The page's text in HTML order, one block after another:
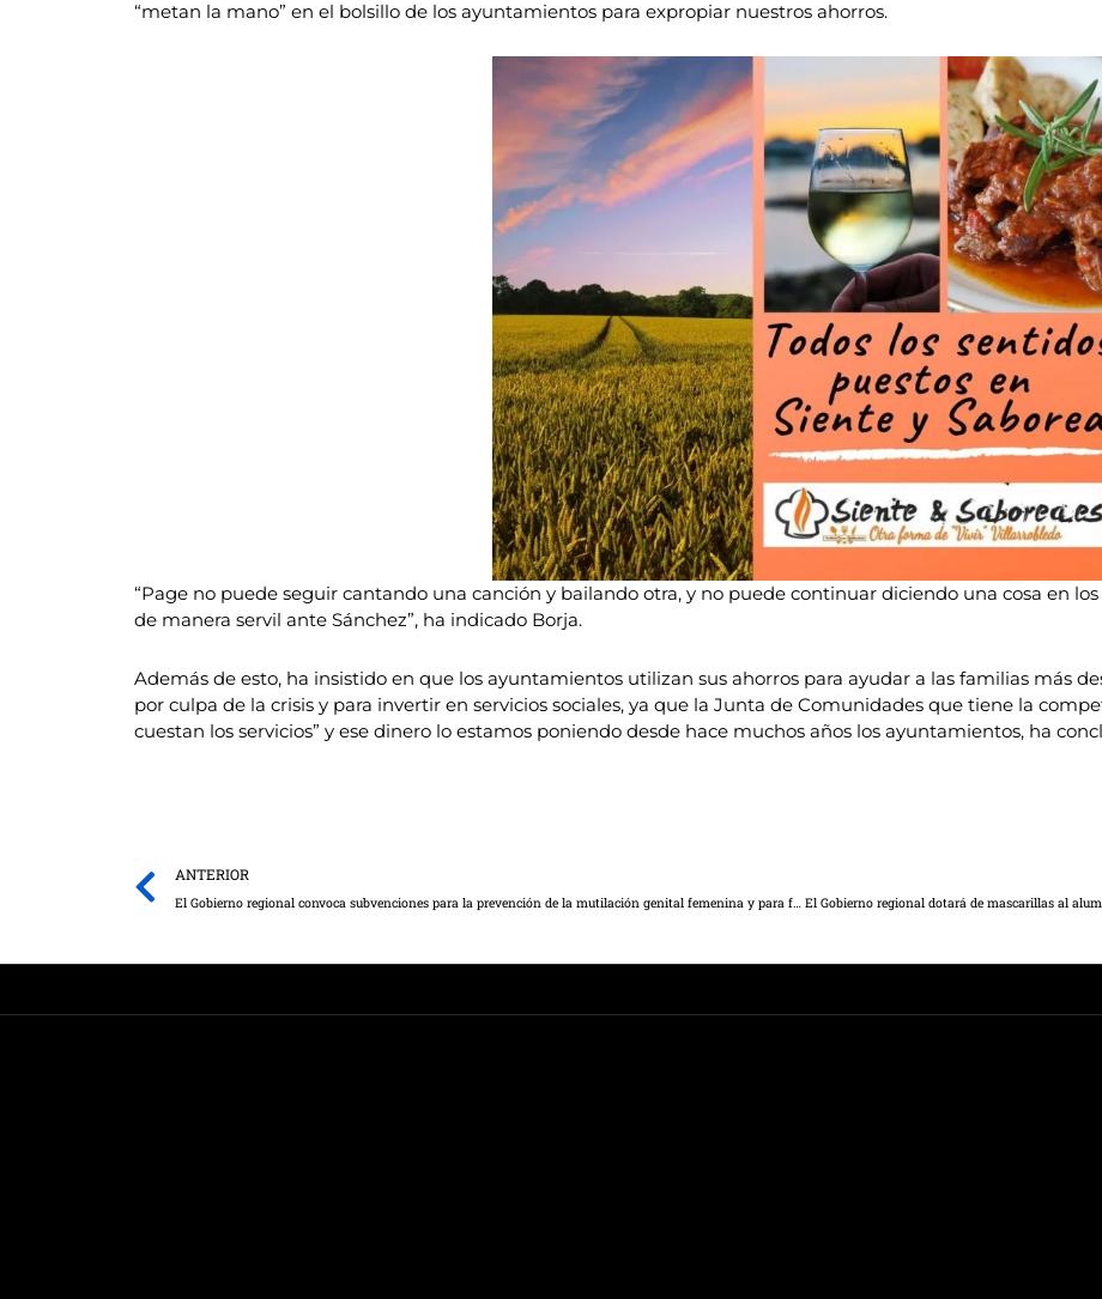
“metan la mano” en el bolsillo de los ayuntamientos para expropiar nuestros ahorros.
“Page no puede seguir cantando una canción y bailando otra, y no puede continuar diciendo una cosa en
de manera servil ante Sánchez”, ha indicado Borja.
Además de esto, ha insistido en que los ayuntamientos utilizan sus ahorros para ayudar a las familias más
por culpa de la crisis y para invertir en servicios sociales, ya que la Junta de Comunidades que tiene la
cuestan los servicios” y ese dinero lo estamos poniendo desde hace muchos años los ayuntamientos, ha
Prev
ANTERIOR
El Gobierno regional convoca subvenciones para la prevención de la mutilación genital femenina y para favorecer la no discriminación del colectivo LGTBI